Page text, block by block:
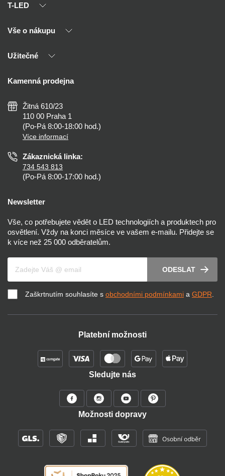
T-LED
O nás
Kontakty
Vše o nákupu
Výhody T-LED
Montáž
Nejčastější dotazy
Než koupíte
Osvětlení dle místnosti
Užitečné
Reklamace a vrácení
Zásady ochrany soukromí
Nastavení cookies
Prohlášení o přístupnosti
Kamenná prodejna
Žitná 610/23
110 00 Praha 1
(Po-Pá 8:00-18:00 hod.)
Více informací
Zákaznická linka:
734 543 813
(Po-Pá 8:00-17:00 hod.)
Newsletter
Vše, co potřebujete vědět o LED technologiích a produktech pro
osvětlení. Vždy na konci měsíce ve vašem e-mailu. Přidejte se
k více než 25 000 odběratelům.
ODESLAT
Zaškrtnutím souhlasíte s obchodními podmínkami a GDPR
Platební možnosti
Sledujte nás
Možnosti dopravy